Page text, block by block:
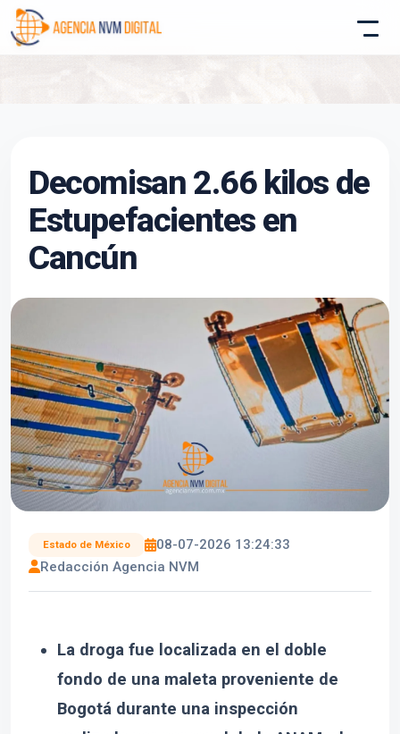
Decomisan 2.66 kilos de
Estupefacientes en
Cancún
Estado de México
08-07-2026 13:24:33
Redacción Agencia NVM
La droga fue localizada en el doble
fondo de una maleta proveniente de
Bogotá durante una inspección
Asistente conectado